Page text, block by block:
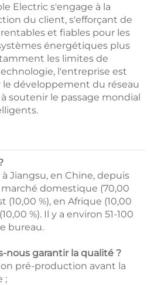
Electric s'engage à la
du client, s'efforçant de
et fiables pour les
énergétiques plus
les limites de
l'entreprise est
développement du réseau
soutenir le passage mondial
Jiangsu, en Chine, depuis
domestique (70,00
(10,00 %), en Afrique (10,00
%). Il y a environ 51-100
bureau.
nous garantir la qualité ?
pré-production avant la
;